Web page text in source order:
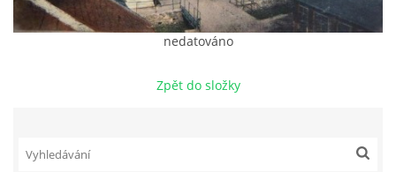
DŮL NA SLÍDU (NA KOLE)nedatováno
Zpět do složky